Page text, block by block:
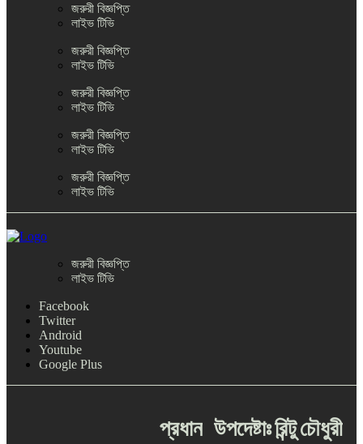
জরুরী বিজ্ঞপ্তি
লাইভ টিভি
জরুরী বিজ্ঞপ্তি
লাইভ টিভি
জরুরী বিজ্ঞপ্তি
লাইভ টিভি
জরুরী বিজ্ঞপ্তি
লাইভ টিভি
জরুরী বিজ্ঞপ্তি
লাইভ টিভি
জরুরী বিজ্ঞপ্তি
লাইভ টিভি
Facebook
Twitter
Android
Youtube
Google Plus
প্রধান উপদেষ্টাঃরিন্টুচৌধুরী